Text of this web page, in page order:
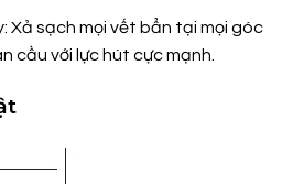
Xả sạch mọi vết bẩn tại mọi góc
cầu với lực hút cực mạnh.